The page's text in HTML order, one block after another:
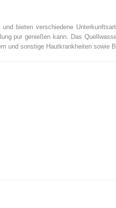
bieten verschiedene
pur genießen kann. Das
und sonstige Hautkrankheiten sowie